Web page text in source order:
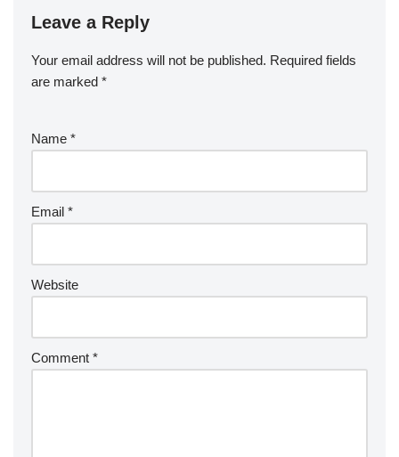
Leave a Reply
Your email address will not be published. Required fields
are marked *
Name *
Email *
Website
Comment *